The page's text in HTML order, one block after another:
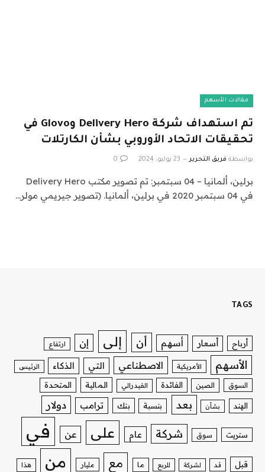
مقالات الأسهم
تم استهداف شركة Delivery Hero وGlovo في
تحقيقات الاتحاد الأوروبي بشأن الكارتلات
بواسطة فريق التحرير 23 يوليو، 2024 0
برلين، ألمانيا – 04 سبتمبر: تم تصوير مكتب Delivery Hero
في 04 سبتمبر 2020 في برلين، ألمانيا. (تصوير جيريمي مولر…
TAGS
أرباح أسعار أسهم أن إلى إن ارتفاع
الأسهم الأمريكية الاصطناعي التي الذكاء الرئيس
السوق الصين الفائدة الفيدرالي المالية المتحدة
الهند بشأن بعد بنسبة بنك ترامب دولار
ستريت سوق شركة عام على عن في
قبل قد لشركة للربع ما مع مليار من هذا